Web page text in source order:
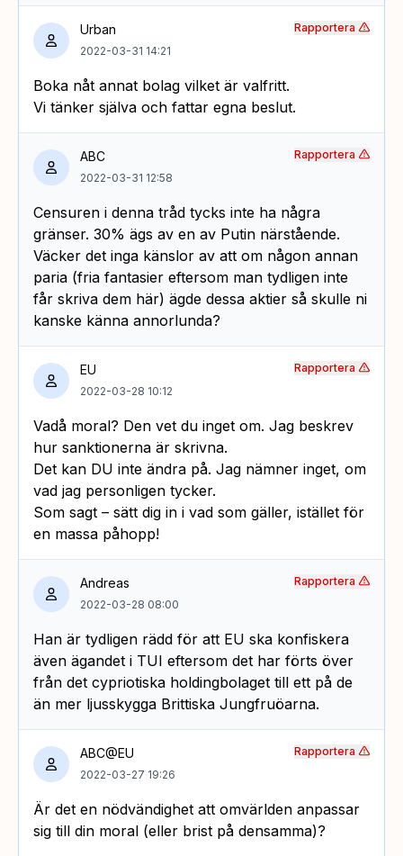
Urban
2022-03-31 14:21
Boka nåt annat bolag vilket är valfritt.
Vi tänker själva och fattar egna beslut.
Rapportera
ABC
2022-03-31 12:58
Censuren i denna tråd tycks inte ha några
gränser. 30% ägs av en av Putin närstående.
Väcker det inga känslor av att om någon annan
paria (fria fantasier eftersom man tydligen inte
får skriva dem här) ägde dessa aktier så skulle ni
kanske känna annorlunda?
Rapportera
EU
2022-03-28 10:12
Vadå moral? Den vet du inget om. Jag beskrev
hur sanktionerna är skrivna.
Det kan DU inte ändra på. Jag nämner inget, om
vad jag personligen tycker.
Som sagt – sätt dig in i vad som gäller, istället för
en massa påhopp!
Rapportera
Andreas
2022-03-28 08:00
Han är tydligen rädd för att EU ska konfiskera
även ägandet i TUI eftersom det har förts över
från det cypriotiska holdingbolaget till ett på de
än mer ljusskygga Brittiska Jungfruöarna.
Rapportera
ABC@EU
2022-03-27 19:26
Är det en nödvändighet att omvärlden anpassar
sig till din moral (eller brist på densamma)?
Rapportera